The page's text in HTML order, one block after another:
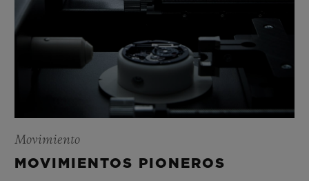
Movimiento
MOVIMIENTOS PIONEROS